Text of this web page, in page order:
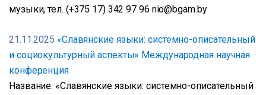
музыки, тел. (+375 17) 342 97 96 nio@bgam.by
21.11.2025 «Славянские языки: системно-описательный
и социокультурный аспекты» Международная научная
конференция
Название: «Славянские языки: системно-описательный